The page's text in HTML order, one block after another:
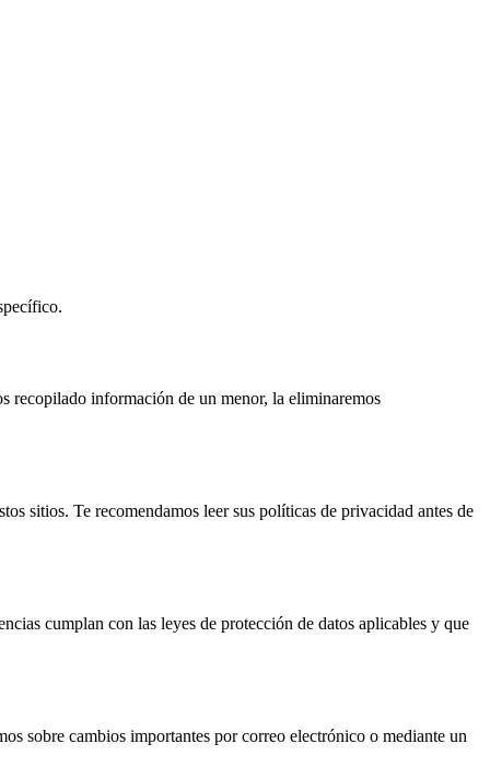
recopilado información de un menor, la eliminaremos
sitios. Te recomendamos leer sus políticas de privacidad antes de
cumplan con las leyes de protección de datos aplicables y que
sobre cambios importantes por correo electrónico o mediante un